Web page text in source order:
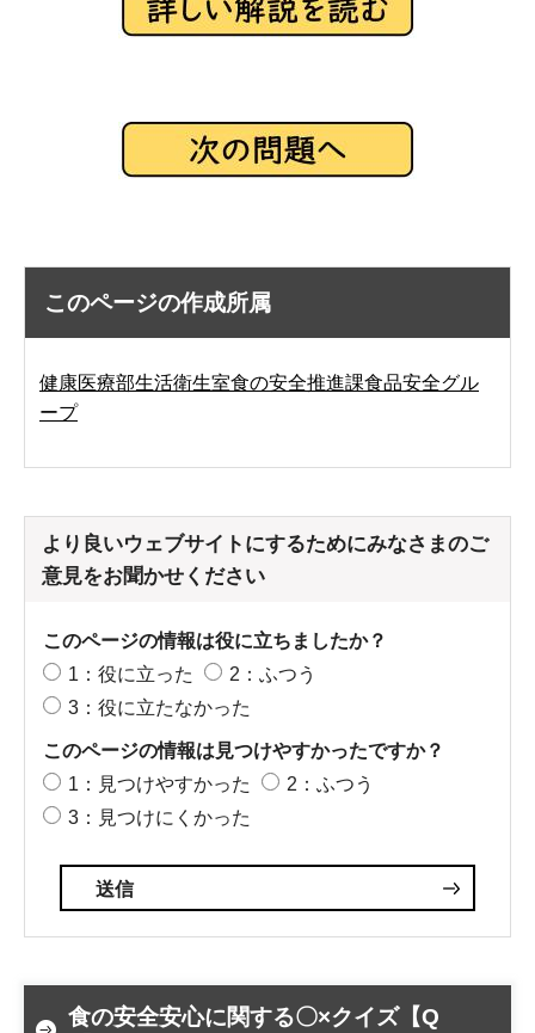
このページの作成所属
健康医療部生活衛生室食の安全推進課食品安全グル
ープ
より良いウェブサイトにするためにみなさまのご
意見をお聞かせください
このページの情報は役に立ちましたか？
1：役に立った
2：ふつう
3：役に立たなかった
このページの情報は見つけやすかったですか？
1：見つけやすかった
2：ふつう
3：見つけにくかった
食の安全安心に関する〇×クイズ【Q